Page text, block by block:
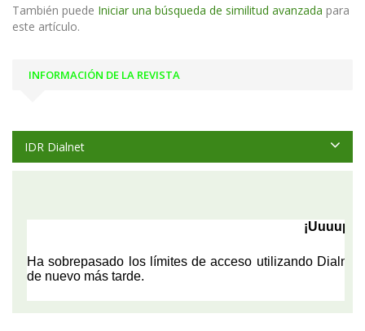
También puede Iniciar una búsqueda de similitud avanzada para
este artículo.
INFORMACIÓN DE LA REVISTA
IDR Dialnet